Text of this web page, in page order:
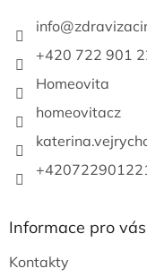
info@
+420 722 901
Homeovita
homeovitacz
Informace pro vás
Kontakty